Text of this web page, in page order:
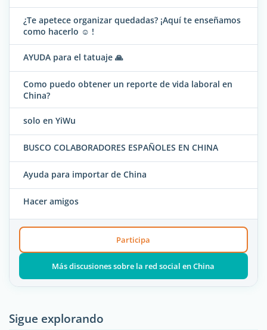
¿Te apetece organizar quedadas? ¡Aquí te enseñamos
como hacerlo ☺ !
AYUDA para el tatuaje 🙏
Como puedo obtener un reporte de vida laboral en
China?
solo en YiWu
BUSCO COLABORADORES ESPAÑOLES EN CHINA
Ayuda para importar de China
Hacer amigos
Participa
Más discusiones sobre la red social en China
Sigue explorando